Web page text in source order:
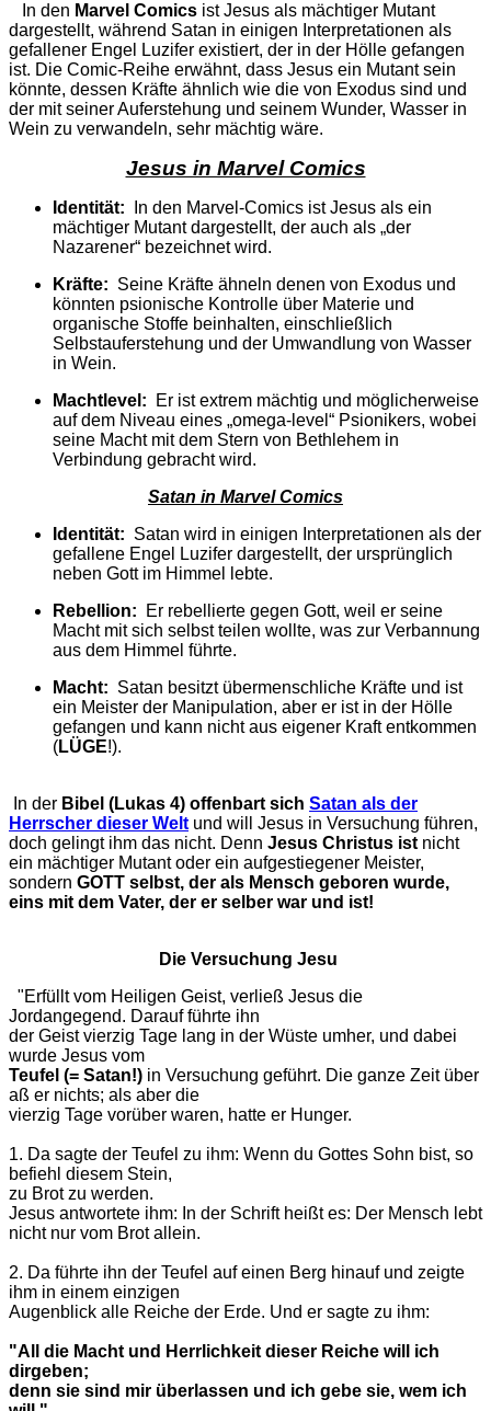
In den Marvel Comics ist Jesus als mächtiger Mutant
dargestellt, während Satan in einigen Interpretationen als
gefallener Engel Luzifer existiert, der in der Hölle gefangen
ist. Die Comic-Reihe erwähnt, dass Jesus ein Mutant sein
könnte, dessen Kräfte ähnlich wie die von Exodus sind und
der mit seiner Auferstehung und seinem Wunder, Wasser in
Wein zu verwandeln, sehr mächtig wäre.
Jesus in Marvel Comics
Identität:
In den Marvel-Comics ist Jesus als ein
mächtiger Mutant dargestellt, der auch als „der
Nazarener“ bezeichnet wird.
Kräfte: Seine Kräfte ähneln denen von Exodus und
könnten psionische Kontrolle über Materie und
organische Stoffe beinhalten, einschließlich
Selbstauferstehung und der Umwandlung von Wasser
in Wein.
Machtlevel:
Er ist extrem mächtig und möglicherweise
auf dem Niveau eines „omega-level“ Psionikers, wobei
seine Macht mit dem Stern von Bethlehem in
Verbindung gebracht wird.
Satan in Marvel Comics
Identität: Satan wird in einigen Interpretationen als der
gefallene Engel Luzifer dargestellt, der ursprünglich
neben Gott im Himmel lebte.
Rebellion:
Er rebellierte gegen Gott, weil er seine
Macht mit sich selbst teilen wollte, was zur Verbannung
aus dem Himmel führte.
Macht: Satan besitzt übermenschliche Kräfte und ist
ein Meister der Manipulation, aber er ist in der Hölle
gefangen und kann nicht aus eigener Kraft entkommen
(LÜGE!).
In der Bibel (Lukas 4) offenbart sich Satan als der
Herrscher dieser Weltund will Jesus in Versuchung führen,
doch gelingt ihm das nicht. Denn Jesus Christus istnicht
ein mächtiger Mutant oder ein aufgestiegener Meister,
sondern GOTT selbst, der als Mensch geboren wurde,
eins mit dem Vater, der er selber war und ist!
Die Versuchung Jesu
"Erfüllt vom Heiligen Geist, verließ Jesus die
Jordangegend. Darauf führte ihn
der Geist vierzig Tage lang in der Wüste umher, und dabei
wurde Jesus vom
Teufel (= Satan!) in Versuchung geführt. Die ganze Zeit über
aß er nichts; als aber die
vierzig Tage vorüber waren, hatte er Hunger.
1. Da sagte der Teufel zu ihm: Wenn du Gottes Sohn bist, so
befiehl diesem Stein,
zu Brot zu werden.
Jesus antwortete ihm: In der Schrift heißt es: Der Mensch lebt
nicht nur vom Brot allein.
2. Da führte ihn der Teufel auf einen Berg hinauf und zeigte
ihm in einem einzigen
Augenblick alle Reiche der Erde. Und er sagte zu ihm:
"All die Macht und Herrlichkeit dieser Reiche will ich
dirgeben;
denn sie sind mir überlassen und ich gebe sie, wem ich